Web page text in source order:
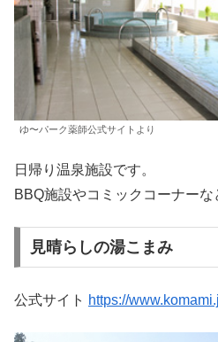
ゆ〜パーク薬師公式サイトより
日帰り温泉施設です。
BBQ施設やコミックコーナーな
見晴らしの湯こまみ
公式サイト https://